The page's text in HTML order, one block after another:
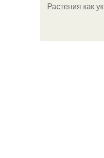
Растения как